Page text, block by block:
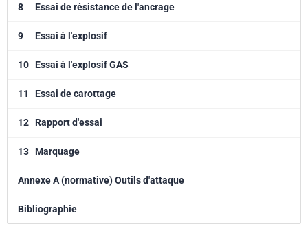
8 Essai de résistance de l'ancrage
9 Essai à l'explosif
10 Essai à l'explosif GAS
11 Essai de carottage
12 Rapport d'essai
13 Marquage
Annexe A (normative) Outils d'attaque
Bibliographie